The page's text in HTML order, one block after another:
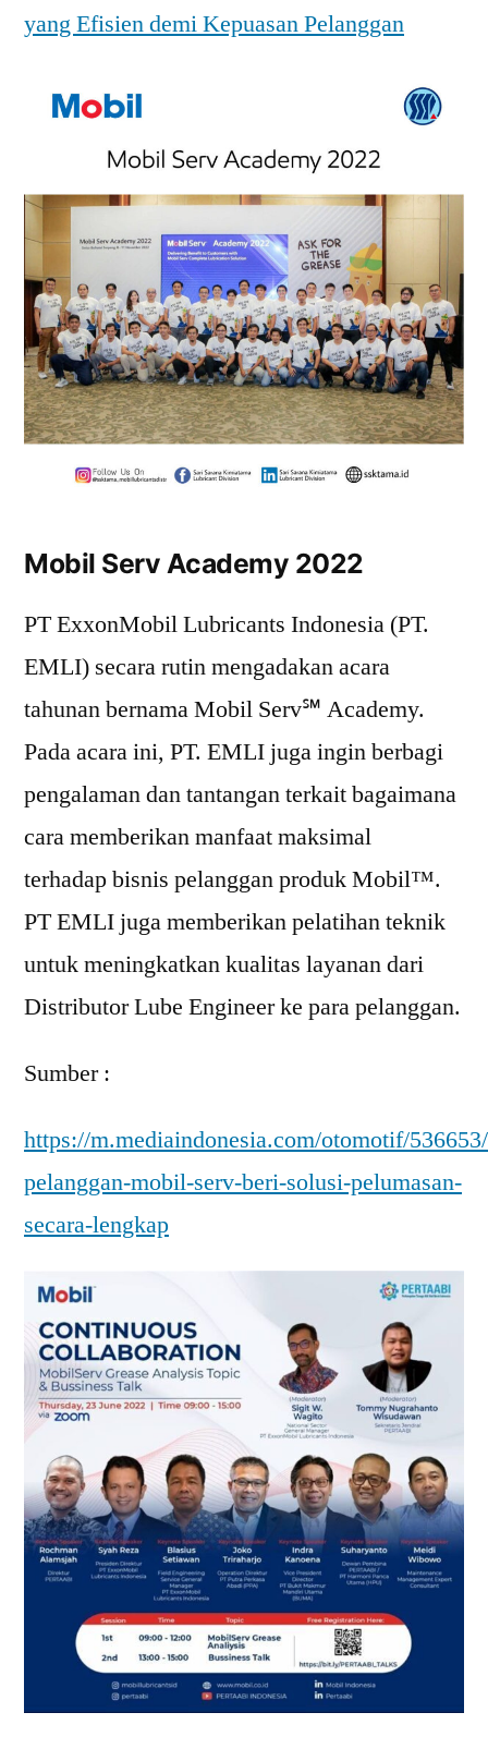
yang Efisien demi Kepuasan Pelanggan
Mobil Serv Academy 2022
PT ExxonMobil Lubricants Indonesia (PT.
EMLI) secara rutin mengadakan acara
tahunan bernama Mobil Serv℠ Academy.
Pada acara ini, PT. EMLI juga ingin berbagi
pengalaman dan tantangan terkait bagaimana
cara memberikan manfaat maksimal
terhadap bisnis pelanggan produk Mobil™.
PT EMLI juga memberikan pelatihan teknik
untuk meningkatkan kualitas layanan dari
Distributor Lube Engineer ke para pelanggan.
Sumber :
https://m.mediaindonesia.com/otomotif/
pelanggan-mobil-serv-beri-solusi-pelumasan-
secara-lengkap